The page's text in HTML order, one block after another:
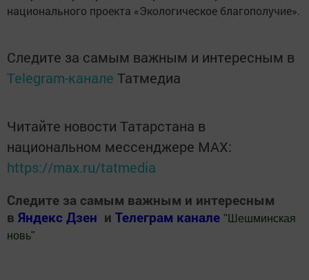
национального проекта «Экологическое благополучие».
Следите за самым важным и интересным в
Telegram-канале Татмедиа
Читайте новости Татарстана в
национальном мессенджере MАХ:
https://max.ru/tatmedia
Следите за самым важным и интересным
в Яндекс Дзен и Телеграм канале " Шешминская
новь"